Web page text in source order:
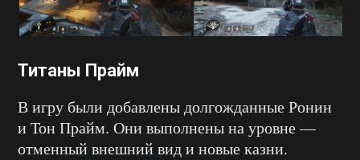
Титаны Прайм
В игру были добавлены долгожданные Ронин
и Тон Прайм. Они выполнены на уровне —
отменный внешний вид и новые казни.